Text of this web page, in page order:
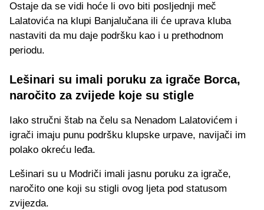
Ostaje da se vidi hoće li ovo biti posljednji meč
Lalatovića na klupi Banjalučana ili će uprava kluba
nastaviti da mu daje podršku kao i u prethodnom
periodu.
Lešinari su imali poruku za igrače Borca,
naročito za zvijede koje su stigle
Iako stručni štab na čelu sa Nenadom Lalatovićem i
igrači imaju punu podršku klupske urpave, navijači im
polako okreću leđa.
Lešinari su u Modriči imali jasnu poruku za igrače,
naročito one koji su stigli ovog ljeta pod statusom
zvijezda.